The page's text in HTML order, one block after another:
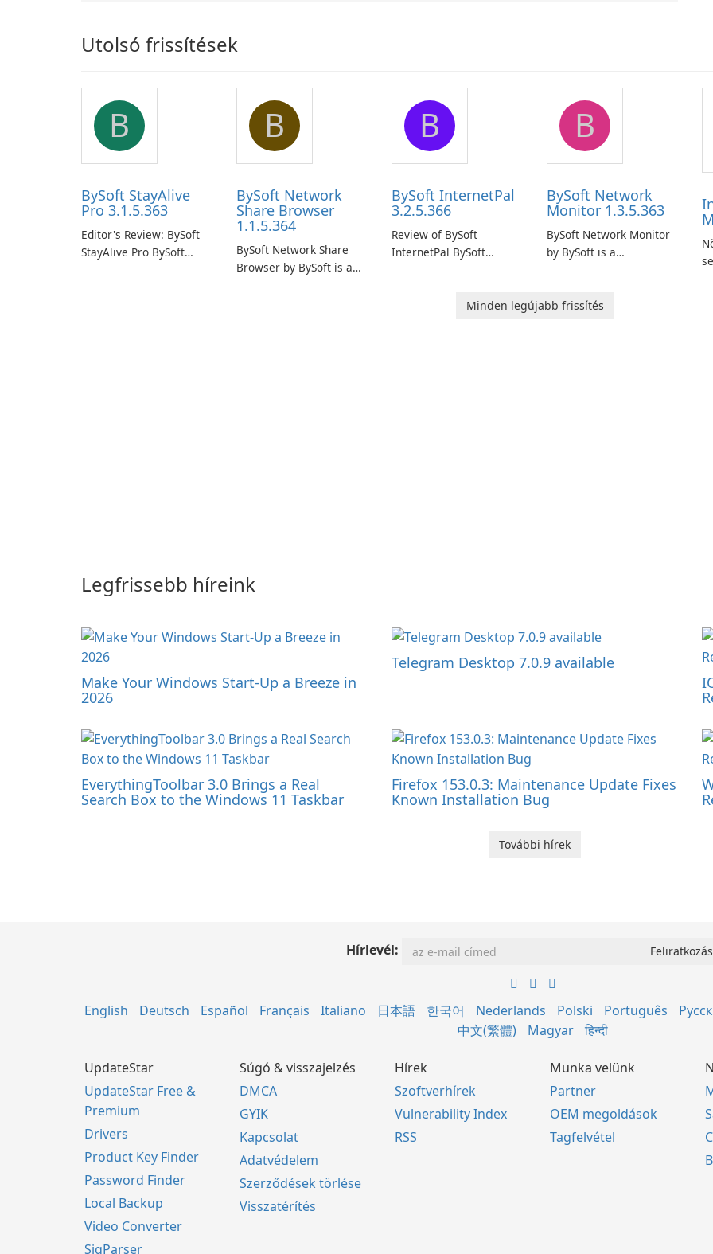
Utolsó frissítések
B
BySoft StayAlive
Pro 3.1.5.363
Editor's Review: BySoft
StayAlive Pro BySoft
B
BySoft Network
Share Browser
1.1.5.364
BySoft Network Share
Browser by BySoft is a
B
BySoft InternetPal
3.2.5.366
Review of BySoft
InternetPal BySoft
application designed to
B
BySoft Network
Monitor 1.3.5.363
BySoft Network Monitor
by BySoft is a
designed to help
Minden legújabb frissítés
Legfrissebb híreink
Make Your Windows Start-Up a Breeze in
2026
Telegram Desktop 7.0.9 available
EverythingToolbar 3.0 Brings a Real
Search Box to the Windows 11 Taskbar
Firefox 153.0.3: Maintenance Update Fixes
Known Installation Bug
További hírek
Hírlevél:
English Deutsch Español Français Italiano 日本語 한국어 Nederlands Polski Português
中文(繁體)
Magyar हिन्दी
UpdateStar
UpdateStar Free &
Premium
Drivers
Product Key Finder
Password Finder
Local Backup
Video Converter
SigParser
Súgó & visszajelzés
DMCA
GYIK
Kapcsolat
Adatvédelem
Szerződések törlése
Visszatérítés
Hírek
Szoftverhírek
Vulnerability Index
RSS
Munka velünk
Partner
OEM megoldások
Tagfelvétel